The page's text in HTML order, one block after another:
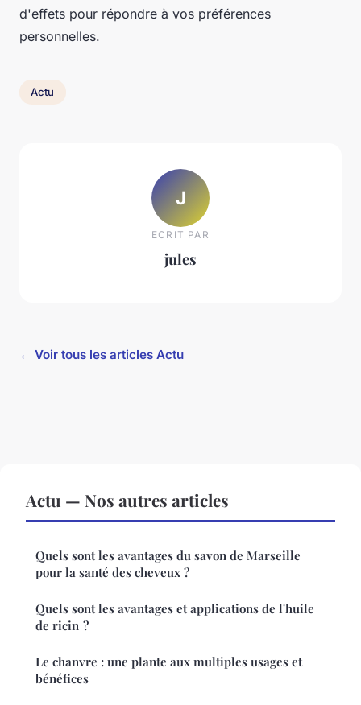
d'effets pour répondre à vos préférences
personnelles.
Actu
J
ECRIT PAR
jules
← Voir tous les articles Actu
Actu — Nos autres articles
Quels sont les avantages du savon de Marseille
pour la santé des cheveux ?
Quels sont les avantages et applications de l'huile
de ricin ?
Le chanvre : une plante aux multiples usages et
bénéfices